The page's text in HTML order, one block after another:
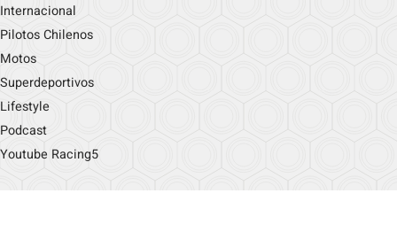
Internacional
Pilotos Chilenos
Motos
Superdeportivos
Lifestyle
Podcast
Youtube Racing5